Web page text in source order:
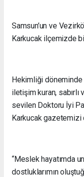
Samsun’un ve
Karkucak ilçemizde
Hekimliği döneminde
iletişim kuran, sabırlı
sevilen Doktoru İyi
Karkucak gazetemizi
“Meslek hayatımda
dostluklarımın